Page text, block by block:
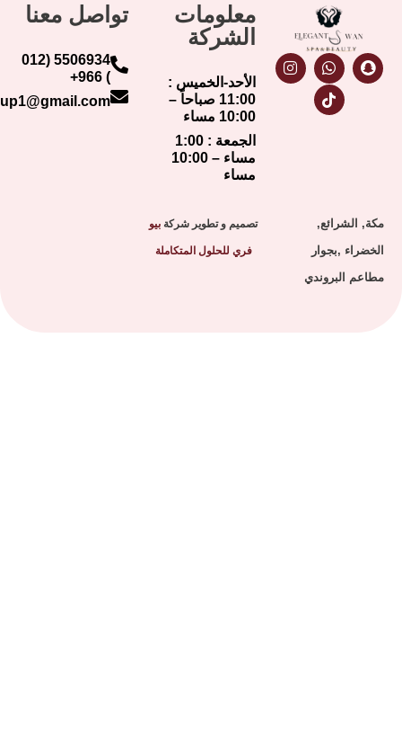
معلومات
الشركة
الأحد-الخميس :
11:00 صباحاً –
10:00 مساء
مساء – 10:00
تواصل معنا
5506934 (012
hr.swangroup1@gmail.com
تصميم و تطوير شركةبيو
فري للحلول المتكاملة